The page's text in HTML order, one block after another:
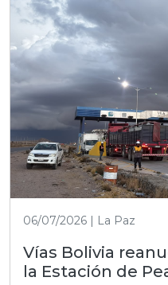
06/07/2026 | La Paz
Vías Bolivia
la Estación de